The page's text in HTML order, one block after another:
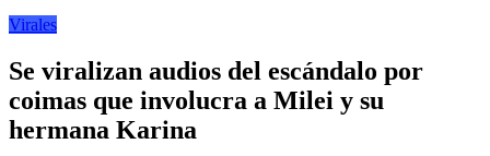
Virales
Se viralizan audios del escándalo por
coimas que involucra a Milei y su
hermana Karina